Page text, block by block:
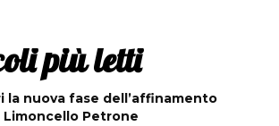
più letti
la nuova fase dell’affinamento
Petrone